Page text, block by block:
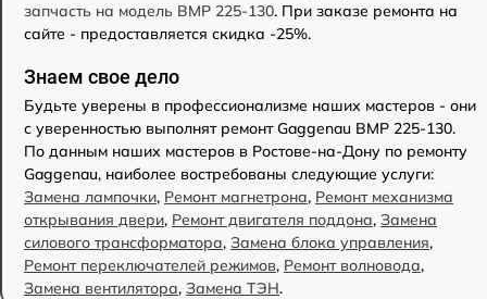
запчасть на модель BMP 225-130. При заказе ремонта на
сайте - предоставляется скидка -25%.
Знаем свое дело
Будьте уверены в профессионализме наших мастеров - они
с уверенностью выполнят ремонт Gaggenau BMP 225-130.
По данным наших мастеров в Ростове-на-Дону по ремонту
Gaggenau, наиболее востребованы следующие услуги:
Замена лампочки, Ремонт магнетрона, Ремонт механизма
открывания двери, Ремонт двигателя поддона, Замена
силового трансформатора, Замена блока управления,
Ремонт переключателей режимов, Ремонт волновода,
Замена вентилятора, Замена ТЭН.